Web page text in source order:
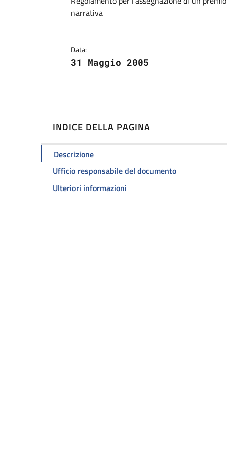
narrativa
Data:
31 Maggio 2005
INDICE DELLA PAGINA
Descrizione
Ufficio responsabile del documento
Ulteriori informazioni